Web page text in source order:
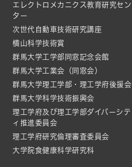
エレクトロメカニクス教育研究セン
ター
次世代自動車技術研究講座
横山科学技術賞
群馬大学工学部同窓記念会館
群馬大学工業会（同窓会）
群馬大学理工学部・理工学府後援会
群馬大学科学技術振興会
理工学府及び理工学部ダイバーシテ
ィ推進委員会
理工学府研究倫理審査委員会
大学院食健康科学研究科